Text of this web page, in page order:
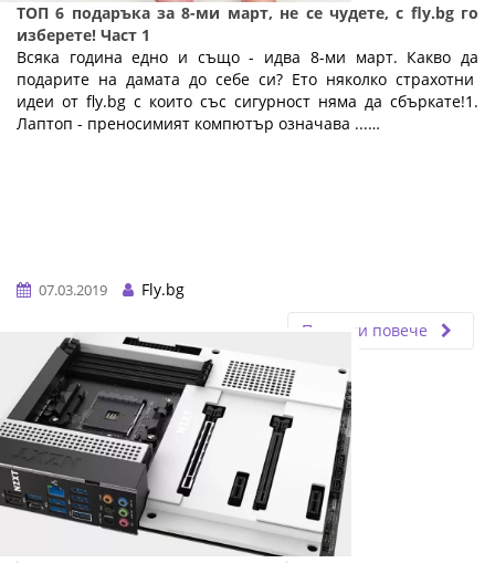
ТОП 6 подаръка за 8-ми март, не се чудете, с fly.bg го
изберете! Част 1
Всяка година едно и също - идва 8-ми март. Какво да
подарите на дамата до себе си? Ето няколко страхотни
идеи от fly.bg с които със сигурност няма да сбъркате!1.
Лаптоп - преносимият компютър означава ...…
07.03.2019
Fly.bg
Прочети повече